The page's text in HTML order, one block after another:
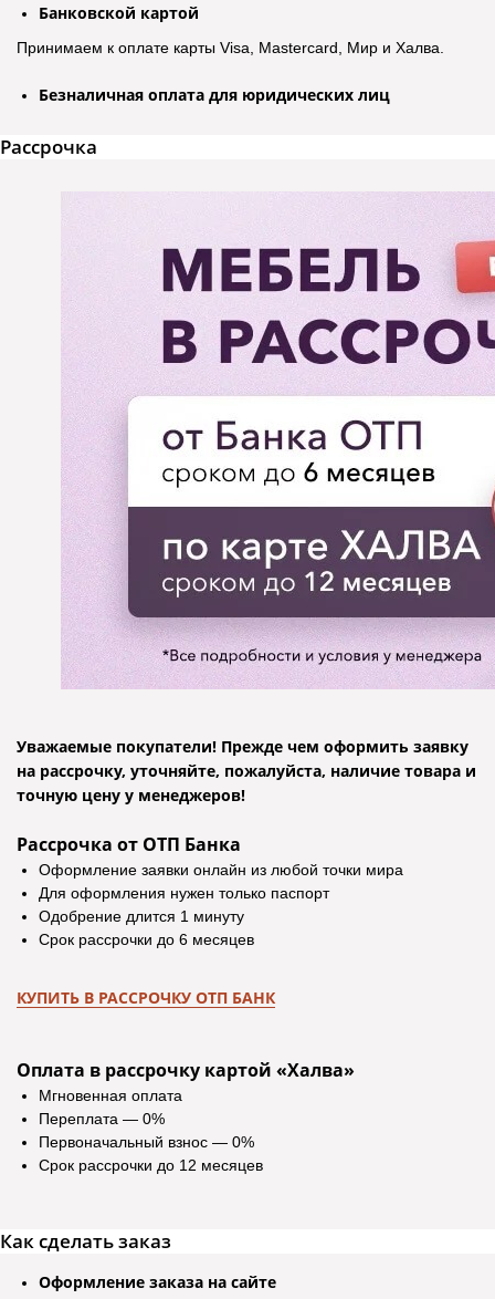
Банковской картой
Принимаем к оплате карты Visa, Mastercard, Мир и Халва.
Безналичная оплата для юридических лиц
Рассрочка
Уважаемые покупатели! Прежде чем оформить заявку
на рассрочку, уточняйте, пожалуйста, наличие товара и
точную цену у менеджеров!
Рассрочка от ОТП Банка
Оформление заявки онлайн из любой точки мира
Для оформления нужен только паспорт
Одобрение длится 1 минуту
Срок рассрочки до 6 месяцев
КУПИТЬ В РАССРОЧКУ ОТП БАНК
Оплата в рассрочку картой «Халва»
Мгновенная оплата
Переплата — 0%
Первоначальный взнос — 0%
Срок рассрочки до 12 месяцев
Как сделать заказ
Оформление заказа на сайте
общаться с продавцами. Постоянным
покупателям делают индивидуальные
Екатерина Д.